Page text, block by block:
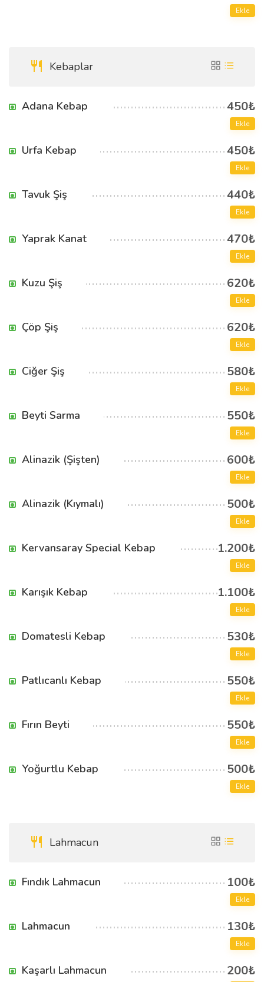
Ekle
Kebaplar
Adana Kebap 450₺
Ekle
Urfa Kebap 450₺
Ekle
Tavuk Şiş 440₺
Ekle
Yaprak Kanat 470₺
Ekle
Kuzu Şiş 620₺
Ekle
Çöp Şiş 620₺
Ekle
Ciğer Şiş 580₺
Ekle
Beyti Sarma 550₺
Ekle
Alinazik (Şişten) 600₺
Ekle
Alinazik (Kıymalı) 500₺
Ekle
Kervansaray Special Kebap 1.200₺
Ekle
Karışık Kebap 1.100₺
Ekle
Domatesli Kebap 530₺
Ekle
Patlıcanlı Kebap 550₺
Ekle
Fırın Beyti 550₺
Ekle
Yoğurtlu Kebap 500₺
Ekle
Lahmacun
Fındık Lahmacun 100₺
Ekle
Lahmacun 130₺
Ekle
Kaşarlı Lahmacun 200₺